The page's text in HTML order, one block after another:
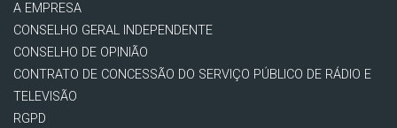
A EMPRESA
CONSELHO GERAL INDEPENDENTE
CONSELHO DE OPINIÃO
CONTRATO DE CONCESSÃO DO SERVIÇO PÚBLICO DE RÁDIO E
TELEVISÃO
RGPD